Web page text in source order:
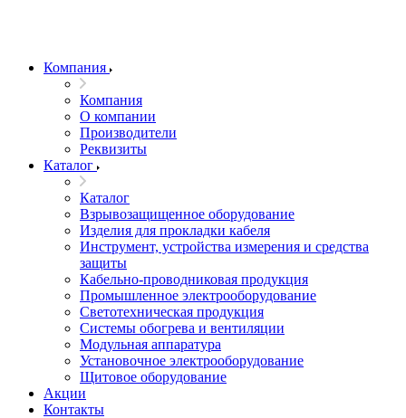
Компания
Компания
О компании
Производители
Реквизиты
Каталог
Каталог
Взрывозащищенное оборудование
Изделия для прокладки кабеля
Инструмент, устройства измерения и средства
защиты
Кабельно-проводниковая продукция
Промышленное электрооборудование
Светотехническая продукция
Системы обогрева и вентиляции
Модульная аппаратура
Установочное электрооборудование
Щитовое оборудование
Акции
Контакты